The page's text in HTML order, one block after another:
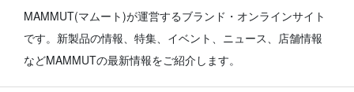
MAMMUT(マムート)が運営するブランド・オンラインサイト
です。 新製品の情報、特集、イベント、ニュース、店舗情報
などMAMMUTの最新情報をご紹介します。